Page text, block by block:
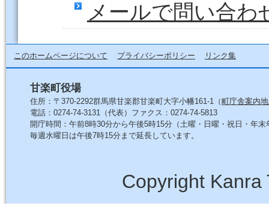
メールで問い合わ
このホームページについて プライバシーポリシー リンク集
甘楽町役場
住所：〒370-2292群馬県甘楽郡甘楽町大字小幡161-1（町庁舎案内
電話：0274-74-3131（代表）ファクス：0274-74-5813
開庁時間：午前8時30分から午後5時15分（土曜・日曜・祝日・年末
毎週水曜日は午後7時15分まで延長しています。
Copyright Kanra